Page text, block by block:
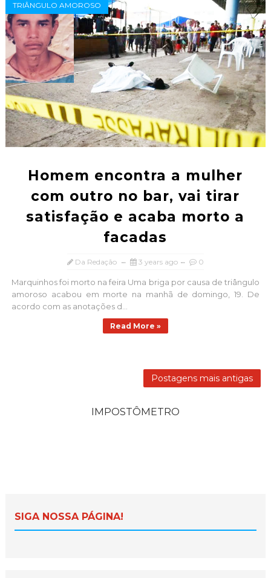
TRIÂNGULO AMOROSO
Homem encontra a mulher
com outro no bar, vai tirar
satisfação e acaba morto a
facadas
Da Redação 3 years ago 0
Marquinhos foi morto na feira Uma briga por causa de triângulo
amoroso acabou em morte na manhã de domingo, 19. De
acordo com as anotações d...
Read More »
Postagens mais antigas
IMPOSTÔMETRO
SIGA NOSSA PÁGINA!